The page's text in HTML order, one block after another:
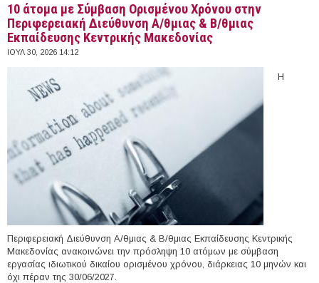
10 άτομα με Σύμβαση Ορισμένου Χρόνου στην
Περιφερειακή Διεύθυνση Α/θμιας & Β/θμιας
Εκπαίδευσης Κεντρικής Μακεδονίας
ΙΟΥΛ 30, 2026 14:12
Η
Περιφερειακή Διεύθυνση Α/θμιας & Β/θμιας Εκπαίδευσης Κεντρικής
Μακεδονίας ανακοινώνει την πρόσληψη 10 ατόμων με σύμβαση
εργασίας ιδιωτικού δικαίου ορισμένου χρόνου, διάρκειας 10 μηνών και
όχι πέραν της 30/06/2027.